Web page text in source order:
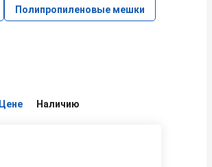
Полипропиленовые мешки
Цене Наличию